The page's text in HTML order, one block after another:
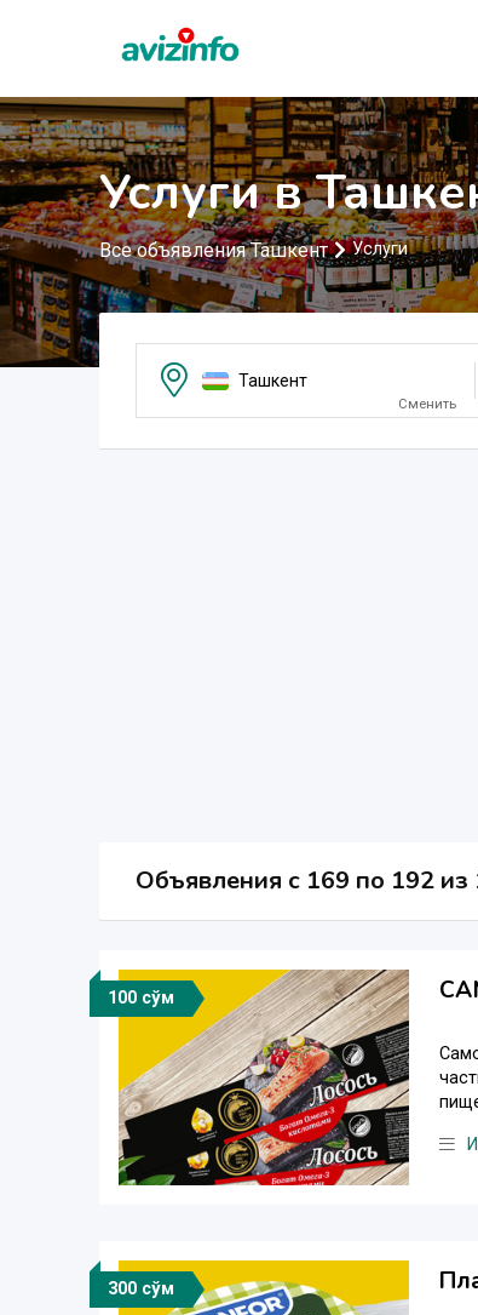
Услуги в
Все объявления Ташкент Услуги
Ташкент
Сменить
Объявления c 169 по 192 из
100 сўм
300 сўм